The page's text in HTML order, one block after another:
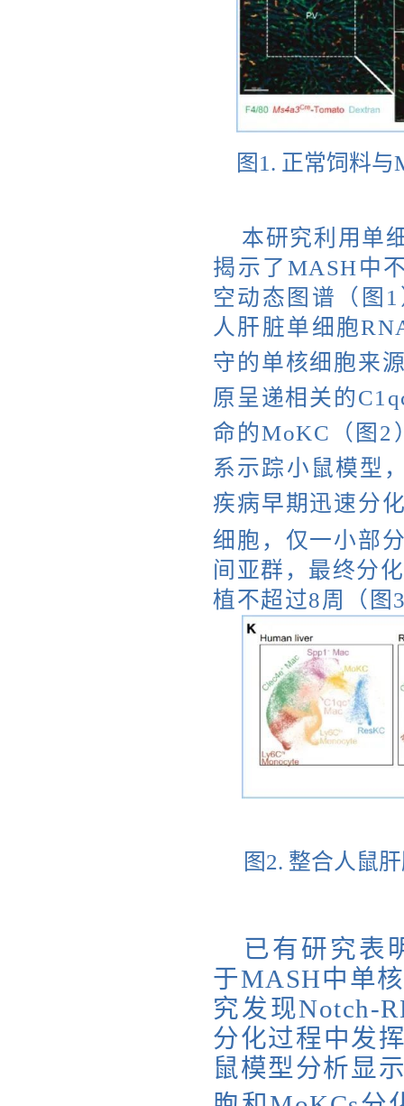
图1. 正常饲料
本研究利用单
揭示了MASH中
空动态图谱（图
人肝脏单细胞
守的单核细胞来
原呈递相关的
命的MoKC（图2
系示踪小鼠模型
疾病早期迅速分
细胞，仅一小部
间亚群，最终分
植不超过8周（图
图2. 整合人鼠
已有研究表
于MASH中单
究发现Notch-
分化过程中发
鼠模型分析显